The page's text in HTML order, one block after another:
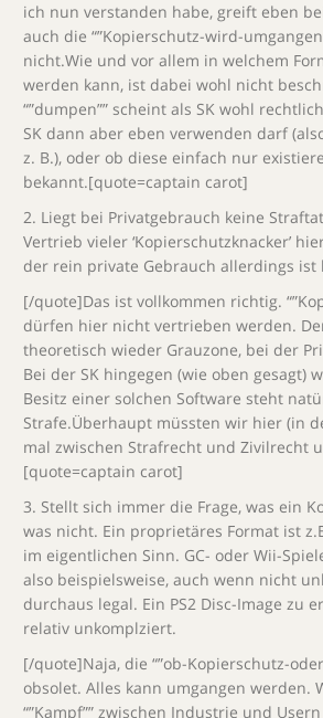
ich nun verstanden habe, greift eben
auch die “”Kopierschutz-wird-
nicht.Wie und vor allem in welchem
werden kann, ist dabei wohl nicht
“”dumpen”” scheint als SK wohl
SK dann aber eben verwenden darf
z. B.), oder ob diese einfach nur
bekannt.[quote=captain carot]
2. Liegt bei Privatgebrauch keine
Vertrieb vieler ‘Kopierschutzknacker’
der rein private Gebrauch allerdings ist
[/quote]Das ist vollkommen richtig.
dürfen hier nicht vertrieben werden.
theoretisch wieder Grauzone, bei der
Bei der SK hingegen (wie oben gesagt)
Besitz einer solchen Software steht
Strafe.Überhaupt müssten wir hier (in
mal zwischen Strafrecht und Zivilrecht
[quote=captain carot]
3. Stellt sich immer die Frage, was ein
was nicht. Ein proprietäres Format ist
im eigentlichen Sinn. GC- oder Wii-
also beispielsweise, auch wenn nicht
durchaus legal. Ein PS2 Disc-Image zu
relativ unkomplziert.
[/quote]Naja, die “”ob-Kopierschutz-
obsolet. Alles kann umgangen werden.
“”Kampf”” zwischen Industrie und